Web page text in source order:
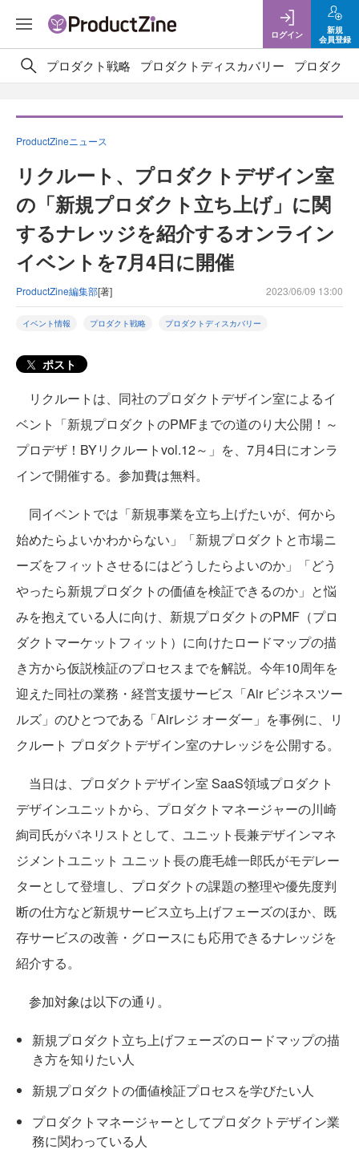
ログイン
新規
会員登録
プロダクト戦略 プロダクトディスカバリー プロダクト
ProductZineニュース
リクルート、プロダクトデザイン室
の「新規プロダクト立ち上げ」に関
するナレッジを紹介するオンライン
イベントを7月4日に開催
ProductZine編集部[著] 2023/06/09 13:00
イベント情報 プロダクト戦略 プロダクトディスカバリー
ポスト
リクルートは、同社のプロダクトデザイン室によるイ
ベント「新規プロダクトのPMFまでの道のり大公開！～
プロデザ！BYリクルートvol.12～」を、7月4日にオンラ
インで開催する。参加費は無料。
同イベントでは「新規事業を立ち上げたいが、何から
始めたらよいかわからない」「新規プロダクトと市場ニ
ーズをフィットさせるにはどうしたらよいのか」「どう
やったら新規プロダクトの価値を検証できるのか」と悩
みを抱えている人に向け、新規プロダクトのPMF（プロ
ダクトマーケットフィット）に向けたロードマップの描
き方から仮説検証のプロセスまでを解説。今年10周年を
迎えた同社の業務・経営支援サービス「Air ビジネスツー
ルズ」のひとつである「Airレジ オーダー」を事例に、リ
クルート プロダクトデザイン室のナレッジを公開する。
当日は、プロダクトデザイン室 SaaS領域プロダクト
デザインユニットから、プロダクトマネージャーの川崎
絢司氏がパネリストとして、ユニット長兼デザインマネ
ジメントユニット ユニット長の鹿毛雄一郎氏がモデレー
ターとして登壇し、プロダクトの課題の整理や優先度判
断の仕方など新規サービス立ち上げフェーズのほか、既
存サービスの改善・グロースにも応用できるナレッジを
紹介する。
参加対象は以下の通り。
新規プロダクト立ち上げフェーズのロードマップの描
き方を知りたい人
新規プロダクトの価値検証プロセスを学びたい人
プロダクトマネージャーとしてプロダクトデザイン業
務に関わっている人